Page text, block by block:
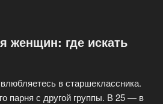
женщин: где искать
в старшеклассника.
парня с другой группы. В 25 — в